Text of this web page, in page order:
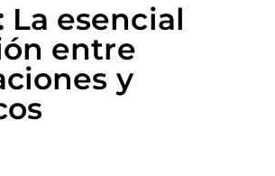
La esencial
entre
y